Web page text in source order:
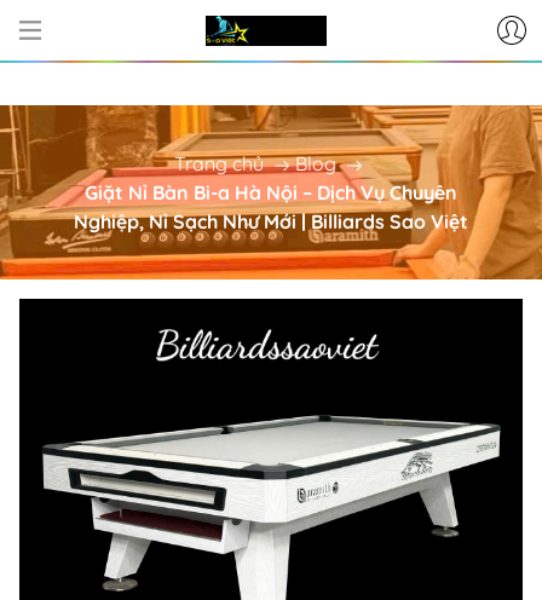
CƠ SỞ CUNG CẤP BÀN BI-A -
Trang chủ
Blog
Giặt Nỉ Bàn Bi-a Hà Nội – Dịch Vụ Chuyên
Nghiệp, Nỉ Sạch Như Mới | Billiards Sao Việt